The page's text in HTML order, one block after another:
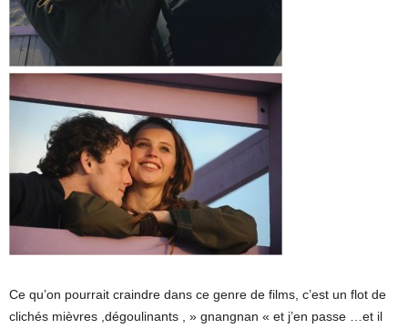
Ce qu’on pourrait craindre dans ce genre de films, c’est un flot de
clichés mièvres ,dégoulinants , » gnangnan « et j’en passe …et il